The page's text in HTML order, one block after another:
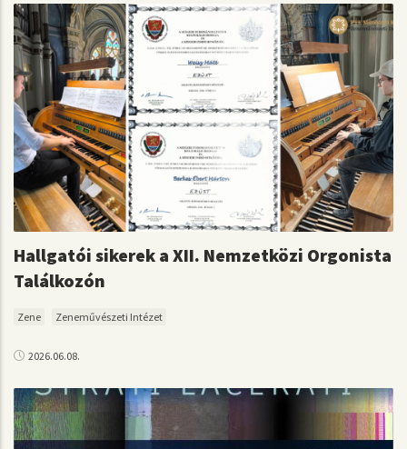
Hallgatói sikerek a XII. Nemzetközi Orgonista
Találkozón
Zene Zeneművészeti Intézet
2026.06.08.